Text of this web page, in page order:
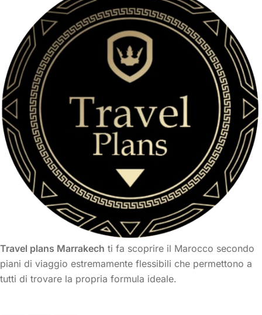
Travel plans Marrakech ti fa scoprire il Marocco secondo
piani di viaggio estremamente flessibili che permettono a
tutti di trovare la propria formula ideale.